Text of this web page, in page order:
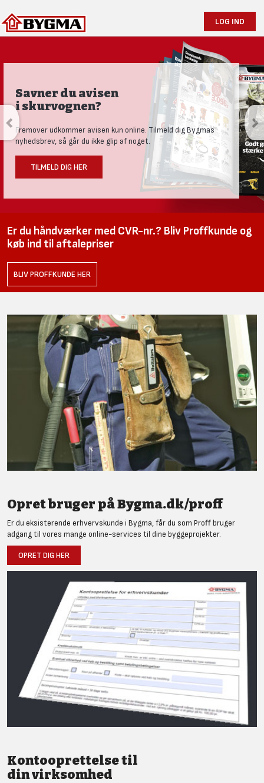
LOG IND
Savner du avisen
i skurvognen?
Fremover udkommer avisen kun online. Tilmeld dig Bygmas
nyhedsbrev, så går du ikke glip af noget.
TILMELD DIG HER
Er du håndværker med CVR-nr.? Bliv Proffkunde og
køb ind til aftalepriser
BLIV PROFFKUNDE HER
Opret bruger på Bygma.dk/proff
Er du eksisterende erhvervskunde i Bygma, får du som Proff bruger
adgang til vores mange online-services til dine byggeprojekter.
OPRET DIG HER
Kontooprettelse til
din virksomhed